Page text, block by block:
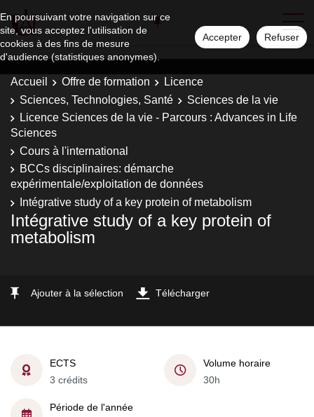
En poursuivant votre navigation sur ce
site, vous acceptez l'utilisation de
cookies à des fins de mesure
d'audience (statistiques anonymes).
Accepter Refuser
Accueil Offre de formation
Licence
Sciences, Technologies, Santé
Sciences de la vie
Licence Sciences de la vie - Parcours : Advances in Life
Sciences
Cours à l'international
BCCs disciplinaires: démarche
expérimentale/exploitation de données
Intégrative study of a key protein of metabolism
Intégrative study of a key protein of
metabolism
Ajouter à la sélection Télécharger
ECTS
3 crédits
Volume horaire
30h
Période de l'année